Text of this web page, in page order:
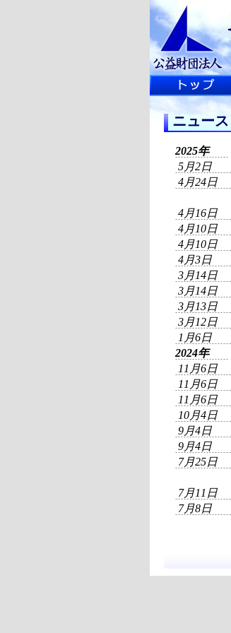
ニュース
2025年
5月2日
4月24日
4月16日
4月10日
4月10日
4月3日
3月14日
3月14日
3月13日
3月12日
1月6日
2024年
11月6日
11月6日
11月6日
10月4日
9月4日
9月4日
7月25日
7月11日
7月8日